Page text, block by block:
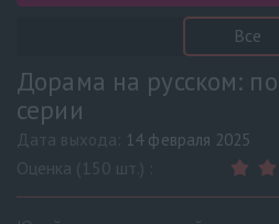
Все
Дорама на русском:
серии
Дата выхода: 14 февраля 2025
Оценка (150 шт.) :